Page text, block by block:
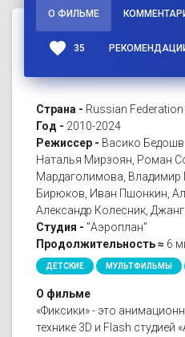
О ФИЛЬМЕ
favorite 35
Страна - Russian Federation
Год - 2010-2024
Режиссер - Васико
Наталья Мирзоян, Роман
Мардаголимова, Владимир
Бирюков, Иван Пшонкин,
Александр Колесник,
Студия - "Аэроплан"
Продолжительность ≈ 6
ДЕТСКИЕ МУЛЬТФИЛЬМЫ
О фильме
«Фиксики» - это
технике 3D и Flash студией